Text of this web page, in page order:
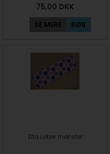
75,00 DKK
SE MERE KØB
Zita Løber mønster